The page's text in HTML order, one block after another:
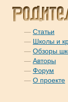
— Статьи
— Школы и
— Обзоры
— Авторы
— Форум
— О проекте